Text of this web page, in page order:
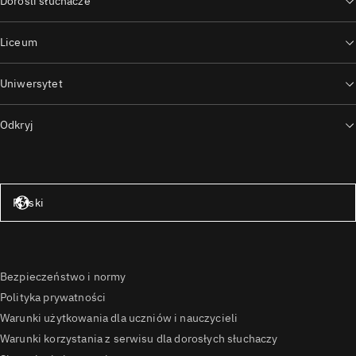
Liceum
Uniwersytet
Odkryj
Polski
Bezpieczeństwo i normy
Polityka prywatności
Warunki użytkowania dla uczniów i nauczycieli
Warunki korzystania z serwisu dla dorosłych słuchaczy